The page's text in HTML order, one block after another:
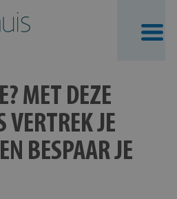
MET DEZE
VERTREK JE
BESPAAR JE